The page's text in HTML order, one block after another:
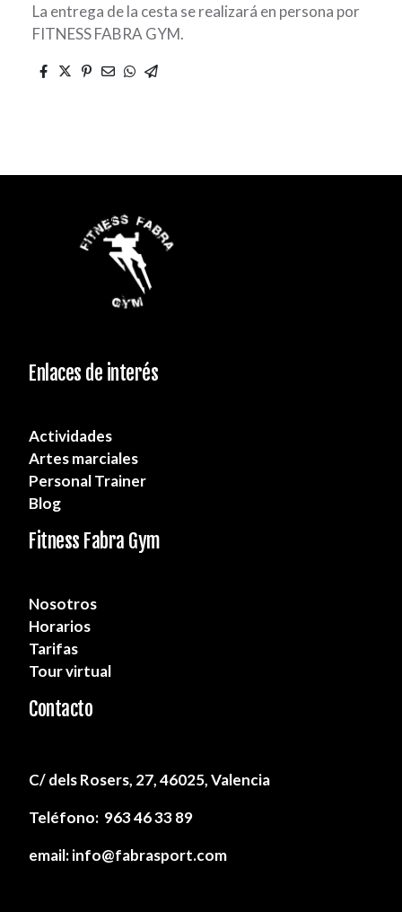
La entrega de la cesta se realizará en persona por
FITNESS FABRA GYM.
Enlaces de interés
Actividades
Artes marciales
Personal Trainer
Blog
Fitness Fabra Gym
Nosotros
Horarios
Tarifas
Tour virtual
Contacto
C/ dels Rosers, 27, 46025, Valencia
Teléfono: 963 46 33 89
email:info@fabrasport.com